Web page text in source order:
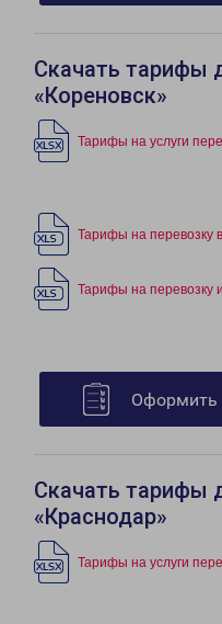
Скачать тарифы
«Кореновск»
Тарифы на услуги
Тарифы на перевозку
Тарифы на перевозку
Оформить
Скачать тарифы
«Краснодар»
Тарифы на услуги